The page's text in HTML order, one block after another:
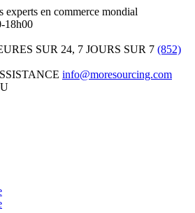
experts en commerce mondial
18h00
SUR 24, 7 JOURS SUR 7 (852)
info@moresourcing.com